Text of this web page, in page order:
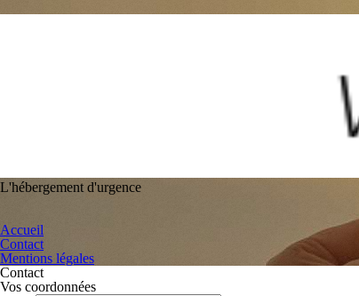
L'hébergement d'urgence
Accueil
Contact
Mentions légales
Contact
Vos coordonnées